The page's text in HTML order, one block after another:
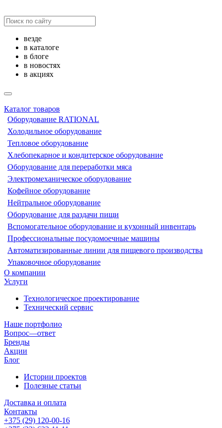
везде
в каталоге
в блоге
в новостях
в акциях
Каталог товаров
Оборудование RATIONAL
Холодильное оборудование
Тепловое оборудование
Хлебопекарное и кондитерское оборудование
Оборудование для переработки мяса
Электромеханическое оборудование
Кофейное оборудование
Нейтральное оборудование
Оборудование для раздачи пищи
Вспомогательное оборудование и кухонный инвентарь
Профессиональные посудомоечные машины
Автоматизированные линии для пищевого производства
Упаковочное оборудование
О компании
Услуги
Технологическое проектирование
Технический сервис
Наше портфолио
Вопрос—ответ
Бренды
Акции
Блог
Истории проектов
Полезные статьи
Доставка и оплата
Контакты
+375 (29) 120-00-16